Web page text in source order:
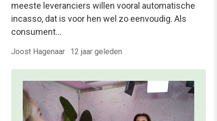
meeste leveranciers willen vooral automatische
incasso, dat is voor hen wel zo eenvoudig. Als
consument…
Joost Hagenaar · 12 jaar geleden